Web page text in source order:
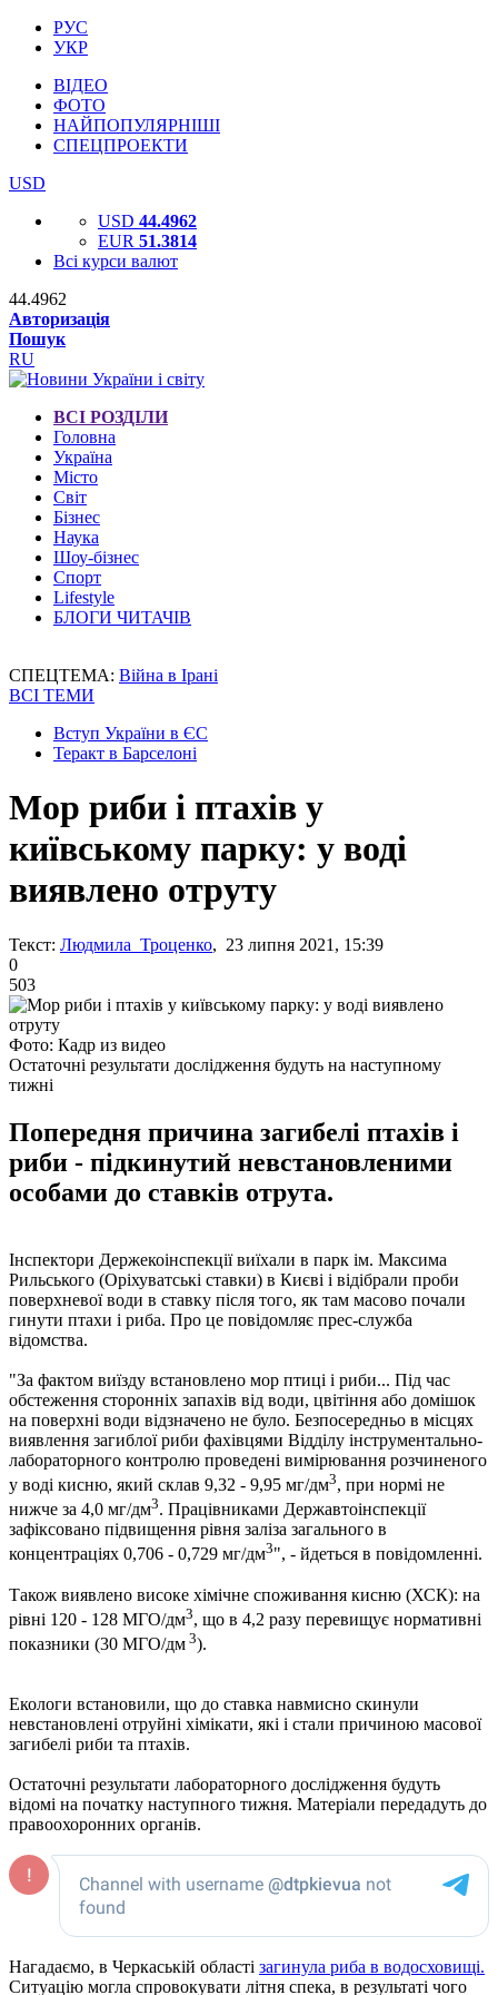
РУС
УКР
ВІДЕО
ФОТО
НАЙПОПУЛЯРНІШІ
СПЕЦПРОЕКТИ
USD
USD 44.4962
EUR 51.3814
Всі курси валют
44.4962
Авторизація
Пошук
RU
ВСІ РОЗДІЛИ
Головна
Україна
Місто
Світ
Бізнес
Наука
Шоу-бізнес
Спорт
Lifestyle
БЛОГИ ЧИТАЧІВ
СПЕЦТЕМА: Війна в Ірані
ВСІ ТЕМИ
Вступ України в ЄС
Теракт в Барселоні
Мор риби і птахів у
київському парку: у воді
виявлено отруту
Текст: Людмила Троценко, 23 липня 2021, 15:39
0
503
Фото: Кадр из видео
Остаточні результати дослідження будуть на наступному
тижні
Попередня причина загибелі птахів і
риби - підкинутий невстановленими
особами до ставків отрута.
Інспектори Держекоінспекції виїхали в парк ім. Максима
Рильського (Оріхуватські ставки) в Києві і відібрали проби
поверхневої води в ставку після того, як там масово почали
гинути птахи і риба. Про це повідомляє прес-служба
відомства.
"За фактом виїзду встановлено мор птиці і риби... Під час
обстеження сторонніх запахів від води, цвітіння або домішок
на поверхні води відзначено не було. Безпосередньо в місцях
виявлення загиблої риби фахівцями Відділу інструментально-
лабораторного контролю проведені вимірювання розчиненого
у воді кисню, який склав 9,32 - 9,95 мг/дм3, при нормі не
нижче за 4,0 мг/дм3. Працівниками Державтоінспекції
зафіксовано підвищення рівня заліза загального в
концентраціях 0,706 - 0,729 мг/дм3", - йдеться в повідомленні.
Також виявлено високе хімічне споживання кисню (ХСК): на
рівні 120 - 128 МГО/дм3, що в 4,2 разу перевищує нормативні
показники (30 МГО/дм 3).
Екологи встановили, що до ставка навмисно скинули
невстановлені отруйні хімікати, які і стали причиною масової
загибелі риби та птахів.
Остаточні результати лабораторного дослідження будуть
відомі на початку наступного тижня. Матеріали передадуть до
правоохоронних органів.
Нагадаємо, в Черкаській області загинула риба в водосховищі.
Ситуацію могла спровокувати літня спека, в результаті чого